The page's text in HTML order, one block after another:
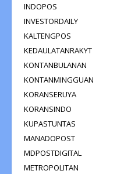
INDOPOS
INVESTORDAILY
KALTENGPOS
KEDAULATANRAKYT
KONTANBULANAN
KONTANMINGGUAN
KORANSERUYA
KORANSINDO
KUPASTUNTAS
MANADOPOST
MDPOSTDIGITAL
METROPOLITAN